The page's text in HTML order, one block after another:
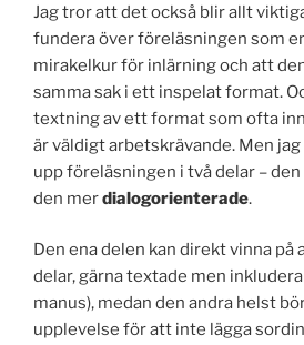
Jag tror att det också blir allt
fundera över föreläsningen som
mirakelkur för inlärning och att
samma sak i ett inspelat format.
textning av ett format som ofta
är väldigt arbetskrävande. Men
upp föreläsningen i två delar – den
den merdialogorienterade.
Den ena delen kan direkt vinna på
delar, gärna textade men
manus), medan den andra helst
upplevelse för att inte lägga